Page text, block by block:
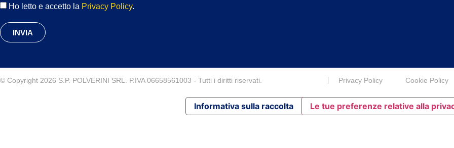
Ho letto e accetto la Privacy Policy.
INVIA
© Copyright 2026 S.P. POLVERINI SRL. P.IVA 06658561003 - Tutti i diritti riservati. Privacy Policy Cookie Policy
Informativa sulla raccolta Le tue preferenze relative alla